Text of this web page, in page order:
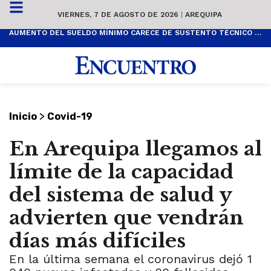
VIERNES, 7 DE AGOSTO DE 2026 | AREQUIPA
AUMENTO DEL SUELDO MÍNIMO CARECE DE SUSTENTO TÉCNICO Y ES POPULISTA
Inicio > Covid-19
En Arequipa llegamos al
límite de la capacidad
del sistema de salud y
advierten que vendrán
días más difíciles
En la última semana el coronavirus dejó 1